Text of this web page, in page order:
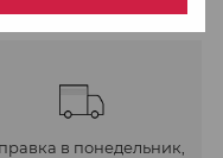
в понедельник,